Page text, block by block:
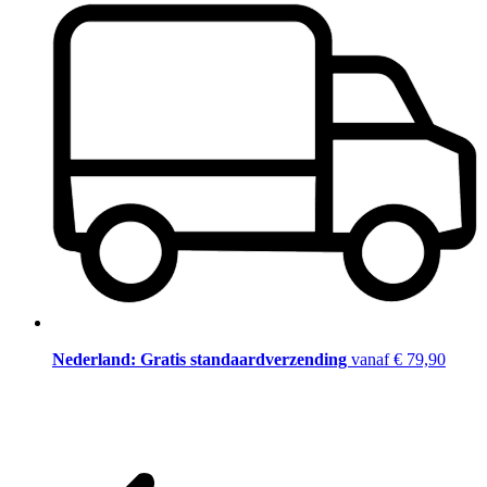
Nederland: Gratis standaardverzending vanaf € 79,90